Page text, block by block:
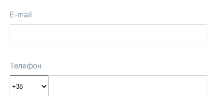
E-mail
Телефон